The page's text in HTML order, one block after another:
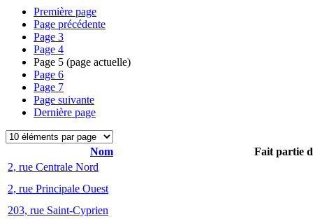
Première page
Page précédente
Page 3
Page 4
Page 5 (page actuelle)
Page 6
Page 7
Page suivante
Dernière page
Nom
Fait partie
2, rue Centrale Nord
2, rue Principale Ouest
203, rue Saint-Cyprien